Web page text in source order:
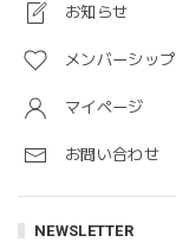
お知らせ
メンバーシップ
マイページ
お問い合わせ
NEWSLETTER